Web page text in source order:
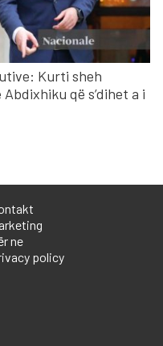
Kurti sheh
që s’dihet a i
ne
policy